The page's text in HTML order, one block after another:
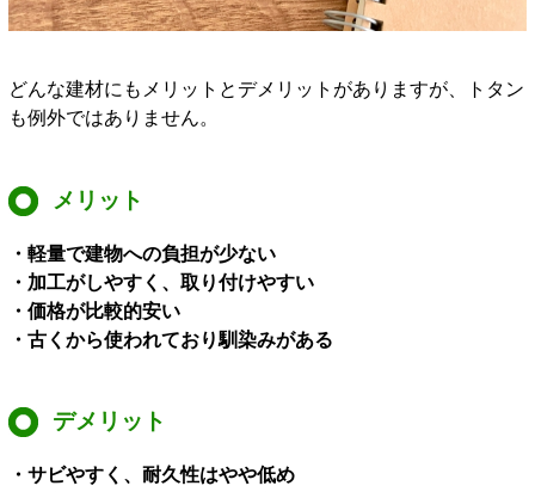
どんな建材にもメリットとデメリットがありますが、トタン
も例外ではありません。
メリット
・軽量で建物への負担が少ない
・加工がしやすく、取り付けやすい
・価格が比較的安い
・古くから使われており馴染みがある
デメリット
・サビやすく、耐久性はやや低め